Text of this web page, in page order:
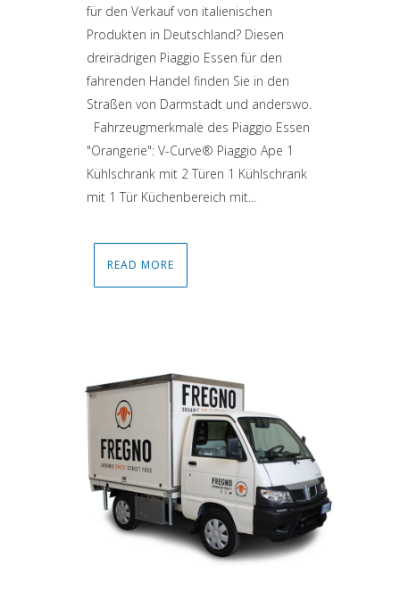
für den Verkauf von italienischen
Produkten in Deutschland? Diesen
dreirädrigen Piaggio Essen für den
fahrenden Handel finden Sie in den
Straßen von Darmstadt und anderswo.
Fahrzeugmerkmale des Piaggio Essen
"Orangerie": V-Curve® Piaggio Ape 1
Kühlschrank mit 2 Türen 1 Kühlschrank
mit 1 Tür Küchenbereich mit...
READ MORE